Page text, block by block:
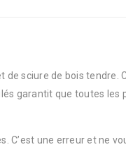
de sciure de bois tendre.
garantit que toutes les
C’est une erreur et ne